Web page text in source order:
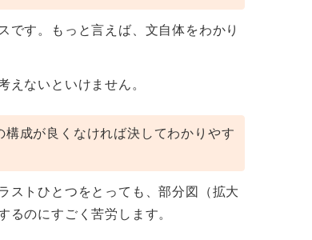
です。もっと言えば、文自体をわかり
えないといけません。
成が良くなければ決してわかりやす
ストひとつをとっても、部分図（拡大
るのにすごく苦労します。